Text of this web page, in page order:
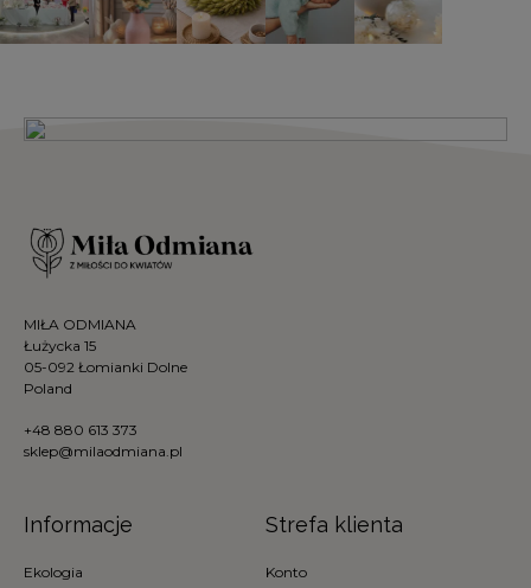
MIŁA ODMIANA
Łużycka 15
05-092 Łomianki Dolne
Poland
+48 880 613 373
sklep@milaodmiana.pl
Informacje
Ekologia
Strefa klienta
Konto